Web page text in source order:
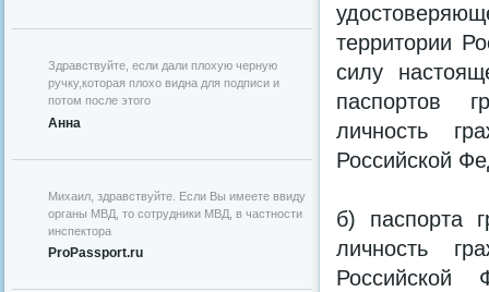
территории
силу
паспортов
личность
Российской
б) паспорта
личность
Российской
Здравствуйте, если дали плохую черную
ручку,которая плохо видна для подписи и
потом после этого
Анна
Михаил, здравствуйте. Если Вы имеете ввиду
органы МВД, то сотрудники МВД, в частности
инспектора
ProPassport.ru